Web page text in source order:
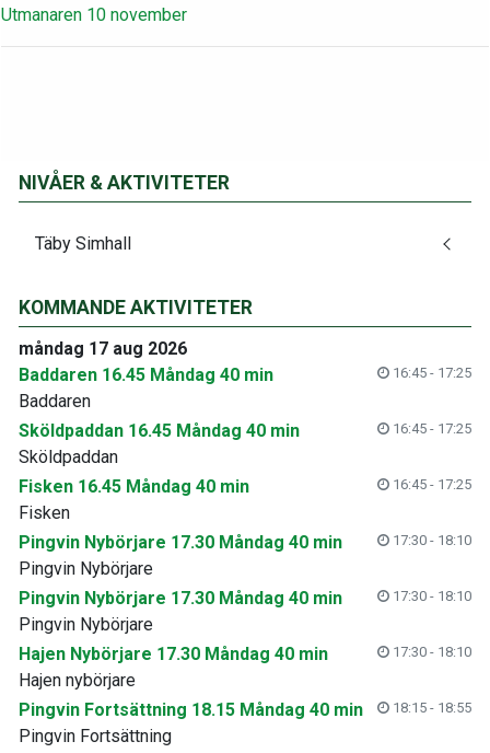
Utmanaren 10 november
NIVÅER & AKTIVITETER
Täby Simhall
KOMMANDE AKTIVITETER
måndag 17 aug 2026
Baddaren 16.45 Måndag 40 min
16:45 - 17:25
Baddaren
Sköldpaddan 16.45 Måndag 40 min
16:45 - 17:25
Sköldpaddan
Fisken 16.45 Måndag 40 min
16:45 - 17:25
Fisken
Pingvin Nybörjare 17.30 Måndag 40 min
17:30 - 18:10
Pingvin Nybörjare
Pingvin Nybörjare 17.30 Måndag 40 min
17:30 - 18:10
Pingvin Nybörjare
Hajen Nybörjare 17.30 Måndag 40 min
17:30 - 18:10
Hajen nybörjare
Pingvin Fortsättning 18.15 Måndag 40 min
18:15 - 18:55
Pingvin Fortsättning